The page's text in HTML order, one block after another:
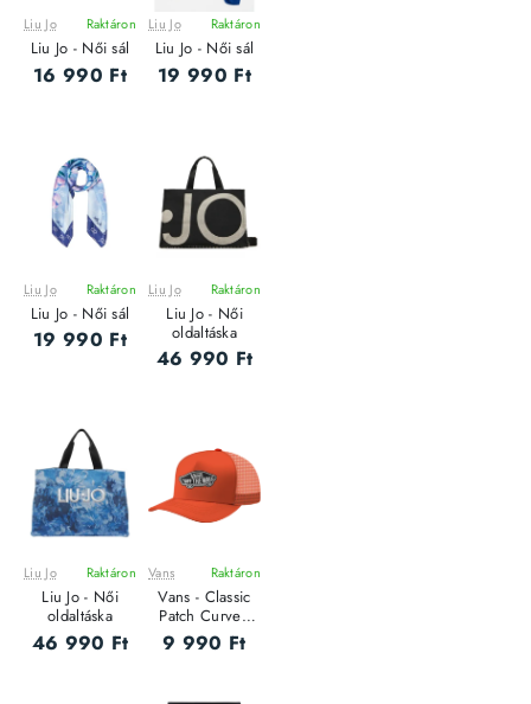
Liu Jo Raktáron
Liu Jo - Női sál
16 990 Ft
Liu Jo Raktáron
Liu Jo - Női sál
19 990 Ft
Liu Jo Raktáron
Liu Jo - Női sál
19 990 Ft
Liu Jo Raktáron
Liu Jo - Női
oldaltáska
46 990 Ft
Liu Jo Raktáron
Liu Jo - Női
oldaltáska
46 990 Ft
Vans Raktáron
Vans - Classic
Patch Curved
Bill Trucker -
Uniszex baseball
9 990 Ft